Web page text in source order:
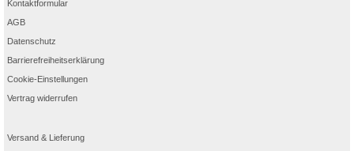
Kontaktformular
AGB
Datenschutz
Barrierefreiheitserklärung
Cookie-Einstellungen
Vertrag widerrufen
Versand & Lieferung